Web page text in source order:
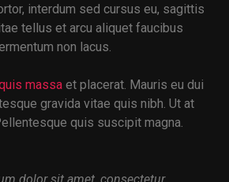
interdum sed cursus eu, sagittis
tellus et arcu aliquet faucibus
non lacus.
massa et placerat. Mauris eu dui
gravida vitae quis nibh. Ut at
quis suscipit magna.
dolor sit amet, consectetur